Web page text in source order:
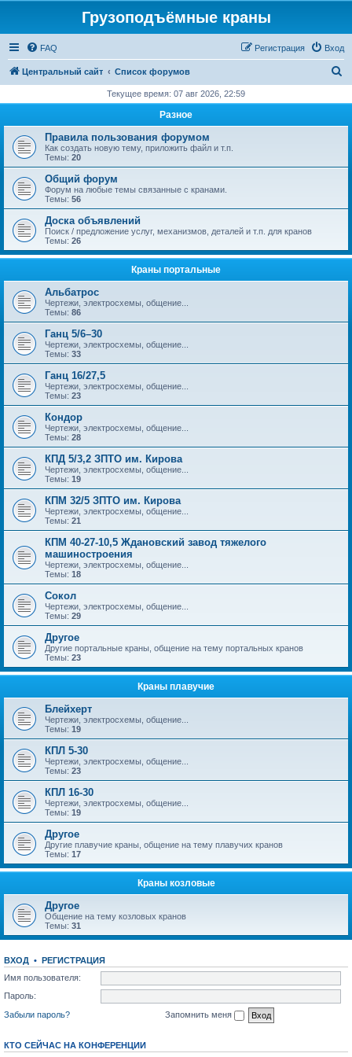
Грузоподъёмные краны
FAQ Вход
Регистрация
Центральный сайт Список форумов
с
Текущее время: 07 авг 2026, 22:59
Разное
Правила пользования форумом
Как создать новую тему, приложить файл и т.п.
Темы: 20
Общий форум
Форум на любые темы связанные с кранами.
Темы: 56
Доска объявлений
Поиск / предложение услуг, механизмов, деталей и т.п. для кранов
Темы: 26
Краны портальные
Альбатрос
Чертежи, электросхемы, общение...
Темы: 86
Ганц 5/6–30
Чертежи, электросхемы, общение...
Темы: 33
Ганц 16/27,5
Чертежи, электросхемы, общение...
Темы: 23
Кондор
Чертежи, электросхемы, общение...
Темы: 28
КПД 5/3,2 ЗПТО им. Кирова
Чертежи, электросхемы, общение...
Темы: 19
КПМ 32/5 ЗПТО им. Кирова
Чертежи, электросхемы, общение...
Темы: 21
КПМ 40-27-10,5 Ждановский завод тяжелого
машиностроения
Чертежи, электросхемы, общение...
Темы: 18
Сокол
Чертежи, электросхемы, общение...
Темы: 29
Другое
Другие портальные краны, общение на тему портальных кранов
Темы: 23
Краны плавучие
Блейхерт
Чертежи, электросхемы, общение...
Темы: 19
КПЛ 5-30
Чертежи, электросхемы, общение...
Темы: 23
КПЛ 16-30
Чертежи, электросхемы, общение...
Темы: 19
Другое
Другие плавучие краны, общение на тему плавучих кранов
Темы: 17
Краны козловые
Другое
Общение на тему козловых кранов
Темы: 31
ВХОД • РЕГИСТРАЦИЯ
Имя пользователя:
Пароль:
Забыли пароль?
Запомнить меня
КТО СЕЙЧАС НА КОНФЕРЕНЦИИ